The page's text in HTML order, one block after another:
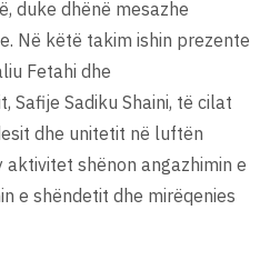
duke dhënë mesazhe
Në këtë takim ishin prezente
Fetahi dhe
Safije Sadiku Shaini, të cilat
dhe unitetit në luftën
shënon angazhimin e
e shëndetit dhe mirëqenies